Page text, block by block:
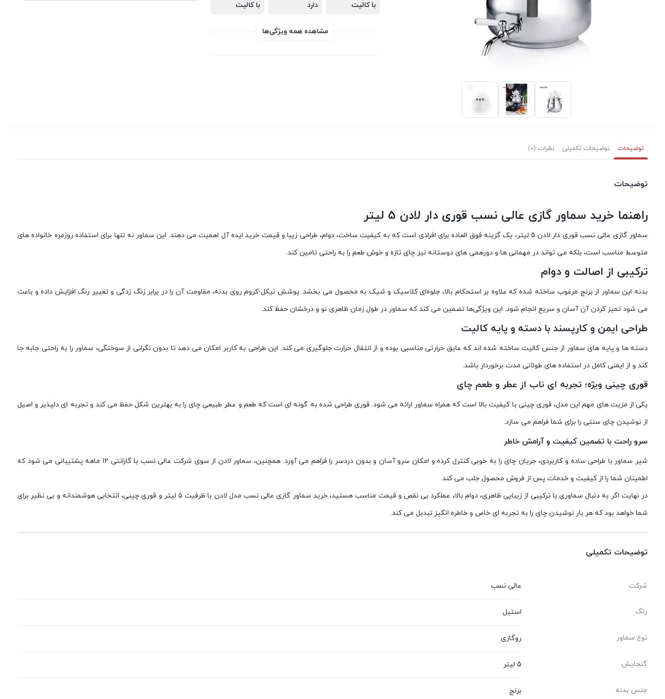
با کالیت دارد با کالیت
مشاهده همه ویژگی‌ها
توضیحات توضیحات تکمیلی نظرات (0)
توضیحات
راهنما خرید سماور گازی عالی نسب قوری دار لادن 5 لیتر
سماور گازی عالی نسب قوری دار لادن 5 لیتر، یک گزینه فوق العاده برای افرادی است که به کیفیت ساخت، دوام، طراحی زیبا و قیمت خرید ایده آل اهمیت می‌ دهند. این سماور نه تنها برای استفاده روزمره خانواده های
متوسط مناسب است، بلکه می تواند در مهمانی ها و دورهمی های دوستانه نیز چای تازه و خوش طعم را به راحتی تامین کند.
ترکیبی از اصالت و دوام
بدنه این سماور از برنج مرغوب ساخته شده که علاوه بر استحکام بالا، جلوه‌ای کلاسیک و شیک به محصول می بخشد. پوشش نیکل-کروم روی بدنه، مقاومت آن را در برابر زنگ زدگی و تغییر رنگ افزایش داده و باعث
می شود تمیز کردن آن آسان و سریع انجام شود. این ویژگی‌ها تضمین می کند که سماور در طول زمان ظاهری نو و درخشان حفظ کند.
طراحی ایمن و کارپسند با دسته و پایه کالیت
دسته ها و پایه های سماور از جنس کالیت ساخته شده اند که عایق حرارتی مناسبی بوده و از انتقال حرارت جلوگیری می کند. این طراحی به کاربر امکان می دهد تا بدون نگرانی از سوختگی، سماور را به راحتی جابه جا
کند و از ایمنی کامل در استفاده های طولانی مدت برخوردار باشد.
قوری چینی ویژه؛ تجربه ای ناب از عطر و طعم چای
یکی از مزیت های مهم این مدل، قوری چینی با کیفیت بالا است که همراه سماور ارائه می شود. قوری طراحی شده به گونه ای است که طعم و عطر طبیعی چای را به بهترین شکل حفظ می کند و تجربه ای دلپذیر و اصیل
از نوشیدن چای سنتی را برای شما فراهم می سازد.
سرو راحت با تضمین کیفیت و آرامش خاطر
شیر سماور با طراحی ساده و کاربردی، جریان چای را به خوبی کنترل کرده و امکان سرو آسان و بدون دردسر را فراهم می آورد. همچنین، سماور لادن از سوی شرکت عالی نسب با گارانتی ۱۲ ماهه پشتیبانی می شود که
اطمینان شما را از کیفیت و خدمات پس از فروش محصول جلب می کند.
در نهایت اگر به دنبال سماوری با ترکیبی از زیبایی ظاهری، دوام بالا، عملکرد بی نقص و قیمت مناسب هستید، خرید سماور گازی عالی نسب مدل لادن با ظرفیت ۵ لیتر و قوری چینی، انتخابی هوشمندانه و بی نظیر برای
شما خواهد بود که هر بار نوشیدن چای را به تجربه ای خاص و خاطره انگیز تبدیل می کند.
توضیحات تکمیلی
شرکت عالی نسب
رنگ استیل
نوع سماور روگازی
گنجایش 5 لیتر
جنس بدنه برنج